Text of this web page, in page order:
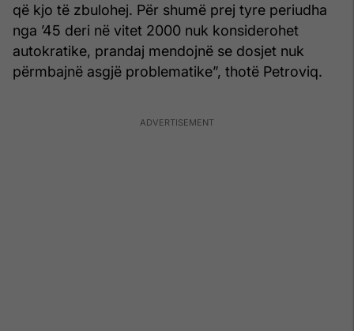
që kjo të zbulohej. Për shumë prej tyre periudha
nga ’45 deri në vitet 2000 nuk konsiderohet
autokratike, prandaj mendojnë se dosjet nuk
përmbajnë asgjë problematike”, thotë Petroviq.